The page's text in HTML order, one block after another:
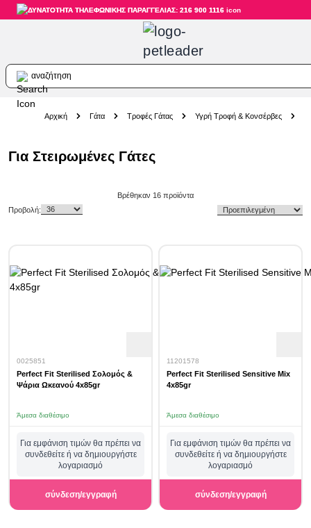
ΔΥΝΑΤΟΤΗΤΑ ΤΗΛΕΦΩΝΙΚΗΣ ΠΑΡΑΓΓΕΛΙΑΣ: 216 900 1116
Skip to Content
αναζήτηση
Αρχική Γάτα Τροφές Γάτας Υγρή Τροφή & Κονσέρβες
Skip to product list
Για Στειρωμένες Γάτες
Βρέθηκαν 16 προϊόντα
Προβολή:
0025851
Perfect Fit Sterilised Σολομός &
Ψάρια Ωκεανού 4x85gr
Άμεσα διαθέσιμο
Για εμφάνιση τιμών θα πρέπει να
συνδεθείτε ή να δημιουργήστε
λογαριασμό
σύνδεση/εγγραφή
11201578
Perfect Fit Sterilised Sensitive Mix
4x85gr
Άμεσα διαθέσιμο
Για εμφάνιση τιμών θα πρέπει να
συνδεθείτε ή να δημιουργήστε
λογαριασμό
σύνδεση/εγγραφή